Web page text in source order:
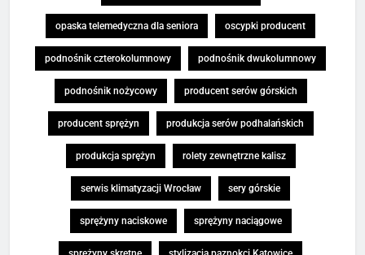
opaska telemedyczna dla seniora oscypki producent
podnośnik czterokolumnowy podnośnik dwukolumnowy
podnośnik nożycowy producent serów górskich
producent sprężyn produkcja serów podhalańskich
produkcja sprężyn rolety zewnętrzne kalisz
serwis klimatyzacji Wrocław sery górskie
sprężyny naciskowe sprężyny naciągowe